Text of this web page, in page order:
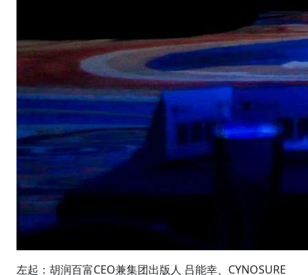
左起：胡润百富CEO兼集团出版人 吕能幸、CYNOSURE